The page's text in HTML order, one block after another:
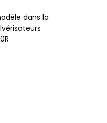
dans la